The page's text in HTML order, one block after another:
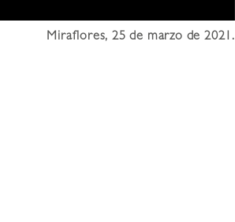
Miraflores, 25 de marzo de 2021.